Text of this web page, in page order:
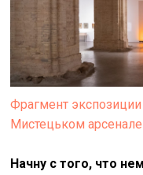
Фрагмент
Мистецьком арсенале
Начну с того, что